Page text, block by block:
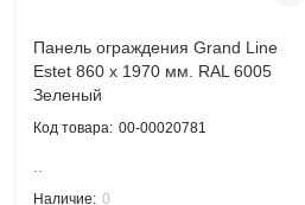
Панель ограждения Grand Line
Estet 860 х 1970 мм. RAL 6005
Зеленый
00-00020781
0